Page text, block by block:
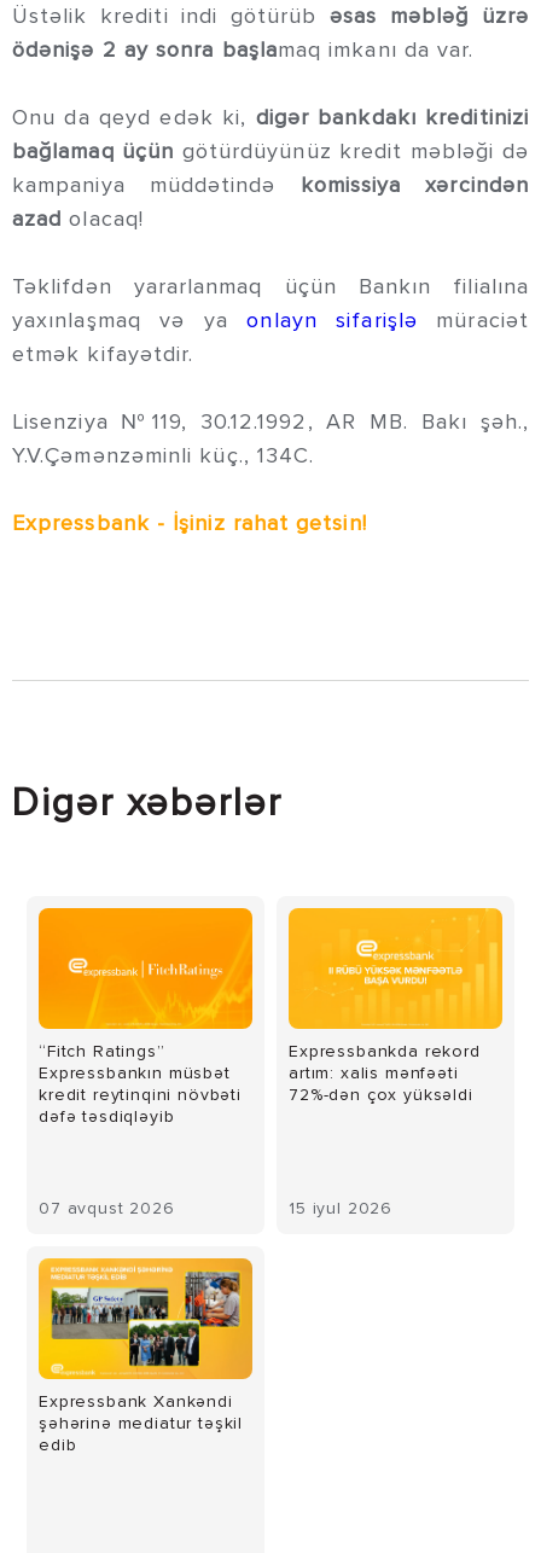
Üstəlik krediti indi götürüb əsas məbləğ üzrə
ödənişə 2 ay sonra başlamaq imkanı da var.
Onu da qeyd edək ki, digər bankdakı kreditinizi
bağlamaq üçün götürdüyünüz kredit məbləği də
kampaniya müddətində komissiya xərcindən
azad olacaq!
Təklifdən yararlanmaq üçün Bankın filialına
yaxınlaşmaq və yaonlayn sifarişlə müraciət
etmək kifayətdir.
Lisenziya №119, 30.12.1992, AR MB. Bakı şəh.,
Y.V.Çəmənzəminli küç., 134C.
Expressbank - İşiniz rahat getsin!
Digər xəbərlər
“Fitch Ratings”
Expressbankın müsbət
kredit reytinqini növbəti
dəfə təsdiqləyib
07 avqust 2026
Expressbankda rekord
artım: xalis mənfəəti
72%-dən çox yüksəldi
15 iyul 2026
Expressbank Xankəndi
şəhərinə mediatur təşkil
edib